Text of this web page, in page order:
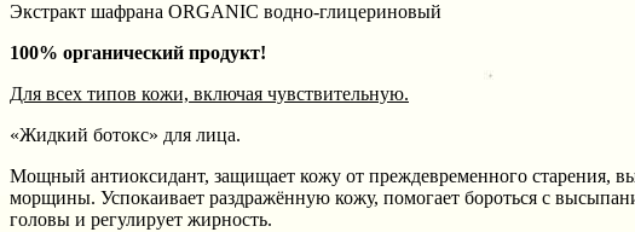
Экстракт шафрана ORGANIC водно-глицериновый
100% органический продукт!
Для всех типов кожи, включая чувствительную.
«Жидкий ботокс» для лица.
Мощный антиоксидант, защищает кожу от преждевременного старения,
морщины. Успокаивает раздражённую кожу, помогает бороться с
головы и регулирует жирность.